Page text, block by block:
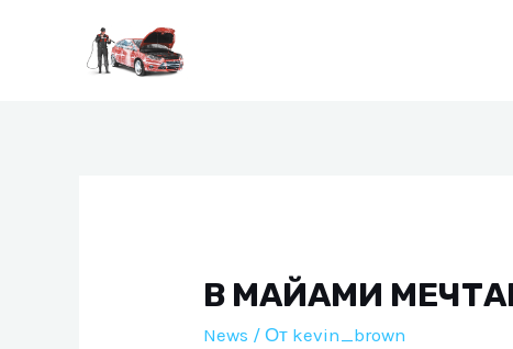
содержимому
В МАЙАМИ
News / От kevin_brown